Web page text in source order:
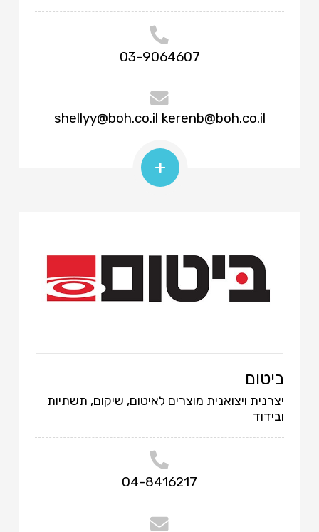
03-9064607
shellyy@boh.co.il kerenb@boh.co.il
+
ביטום
יצרנית ויצואנית מוצרים לאיטום, שיקום, תשתיות
ובידוד
04-8416217